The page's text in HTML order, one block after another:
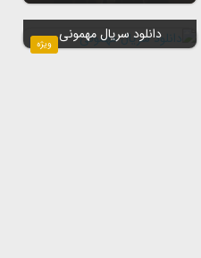
ویژه
دانلود سریال مهمونی